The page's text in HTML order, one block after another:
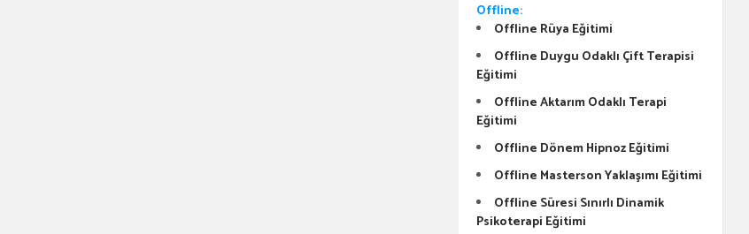
Offline:
Offline Rüya Eğitimi
Offline Duygu Odaklı Çift Terapisi
Eğitimi
Offline Aktarım Odaklı Terapi
Eğitimi
Offline Dönem Hipnoz Eğitimi
Offline Masterson Yaklaşımı Eğitimi
Offline Süresi Sınırlı Dinamik
Psikoterapi Eğitimi